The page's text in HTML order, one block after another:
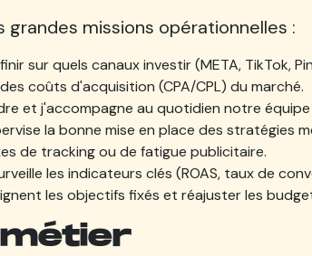
missions opérationnelles :
sur quels canaux investir (META, TikTok,
coûts d'acquisition (CPA/CPL) du marché.
et j'accompagne au quotidien notre
la bonne mise en place des stratégies
de tracking ou de fatigue publicitaire.
les indicateurs clés (ROAS, taux de
les objectifs fixés et réajuster les